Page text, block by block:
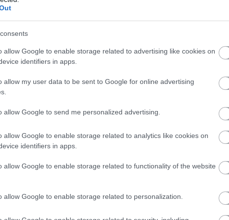
allow Google to enable storage related to advertising like cookies on
identifiers in apps.
allow my user data to be sent to Google for online advertising
allow Google to send me personalized advertising.
allow Google to enable storage related to analytics like cookies on
identifiers in apps.
allow Google to enable storage related to functionality of the website
allow Google to enable storage related to personalization.
την Κυριακή, αναμένονται παροδικά
– απόγευμα με τοπικές βροχές και στα
τις πρωινές ώρες στα ηπειρωτικά θα
3 με 4 και στα ανατολικά θα πνέουν
στο Αιγαίο 6μποφόρ.Η θερμοκρασία θα
και στην υπόλοιπη χώρα τους 26